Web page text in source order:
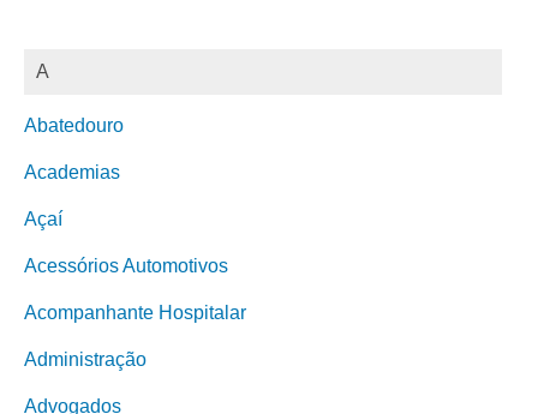
A
Abatedouro
Academias
Açaí
Acessórios Automotivos
Acompanhante Hospitalar
Administração
Advogados